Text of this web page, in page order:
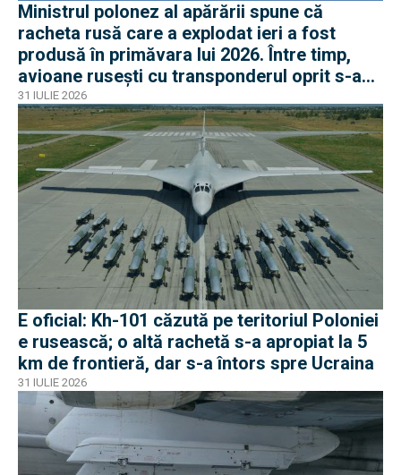
Ministrul polonez al apărării spune că
racheta rusă care a explodat ieri a fost
produsă în primăvara lui 2026. Între timp,
avioane rusești cu transponderul oprit s-au
apropiat de frontiera Poloniei
31 IULIE 2026
E oficial: Kh-101 căzută pe teritoriul Poloniei
e rusească; o altă rachetă s-a apropiat la 5
km de frontieră, dar s-a întors spre Ucraina
31 IULIE 2026